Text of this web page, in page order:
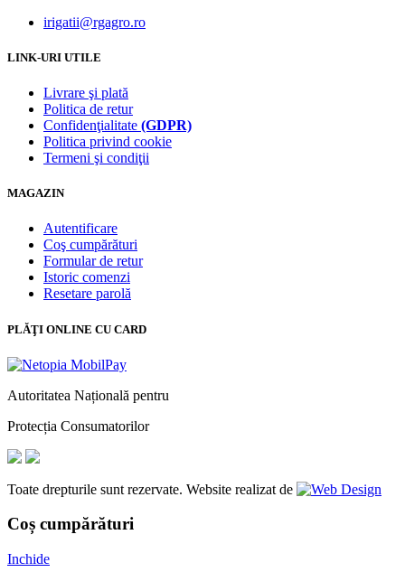
irigatii@rgagro.ro
LINK-URI UTILE
Livrare şi plată
Politica de retur
Confidenţialitate (GDPR)
Politica privind cookie
Termeni şi condiţii
MAGAZIN
Autentificare
Coş cumpărături
Formular de retur
Istoric comenzi
Resetare parolă
PLĂŢI ONLINE CU CARD
Autoritatea Națională pentru
Protecția Consumatorilor
Toate drepturile sunt rezervate. Website realizat de
Coș cumpărături
Inchide